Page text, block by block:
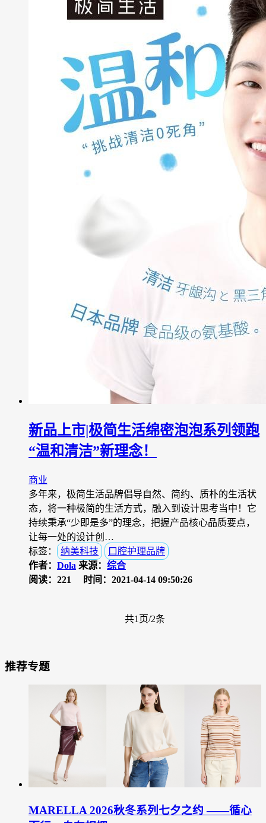
新品上市|极简生活绵密泡泡系列领跑
“温和清洁”新理念！
商业
多年来，极简生活品牌倡导自然、简约、质朴的生活状
态，将一种极简的生活方式，融入到设计思考当中！它
持续秉承“少即是多”的理念，把握产品核心品质要点，
让每一处的设计创…
标签：
纳美科技
口腔护理品牌
作者： Dola 来源： 综合
阅读：221
时间：2021-04-14 09:50:26
共1页/2条
推荐专题
MARELLA 2026秋冬系列七夕之约 ——循心